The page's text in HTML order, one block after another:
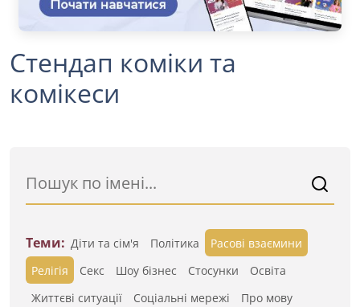
Стендап коміки та
комікеси
Теми: Діти та сім'я Політика
Расові взаємини
Релігія
Секс Шоу бізнес Стосунки
Освіта
Життєві ситуації
Cоціальні мережі Про мову